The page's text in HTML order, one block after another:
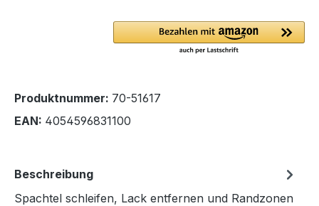
Produktnummer: 70-51617
EAN: 4054596831100
Beschreibung
Spachtel schleifen, Lack entfernen und Randzonen